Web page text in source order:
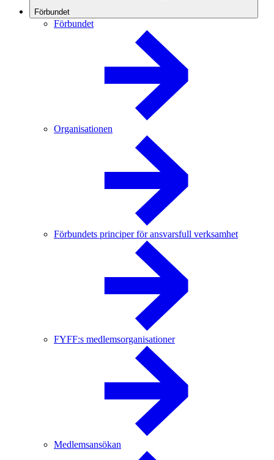
Förbundet
Förbundet
Organisationen
Förbundets principer för ansvarsfull verksamhet
FYFF:s medlemsorganisationer
Medlemsansökan